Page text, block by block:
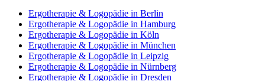
Ergotherapie & Logopädie in Berlin
Ergotherapie & Logopädie in Hamburg
Ergotherapie & Logopädie in Köln
Ergotherapie & Logopädie in München
Ergotherapie & Logopädie in Leipzig
Ergotherapie & Logopädie in Nürnberg
Ergotherapie & Logopädie in Dresden